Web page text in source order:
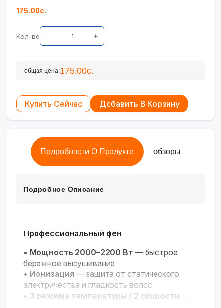
175.00с.
Кол-во
общая цена:175.00с.
Купить Сейчас Добавить В Корзину
Подробности О Продукте обзоры
Подробное Описание
Профессиональный фен
• Мощность 2000–2200 Вт — быстрое
бережное высушивание
• Ионизация — защита от статического
электричества и гладкость волос
• 3 режима температуры / 2 скорости —